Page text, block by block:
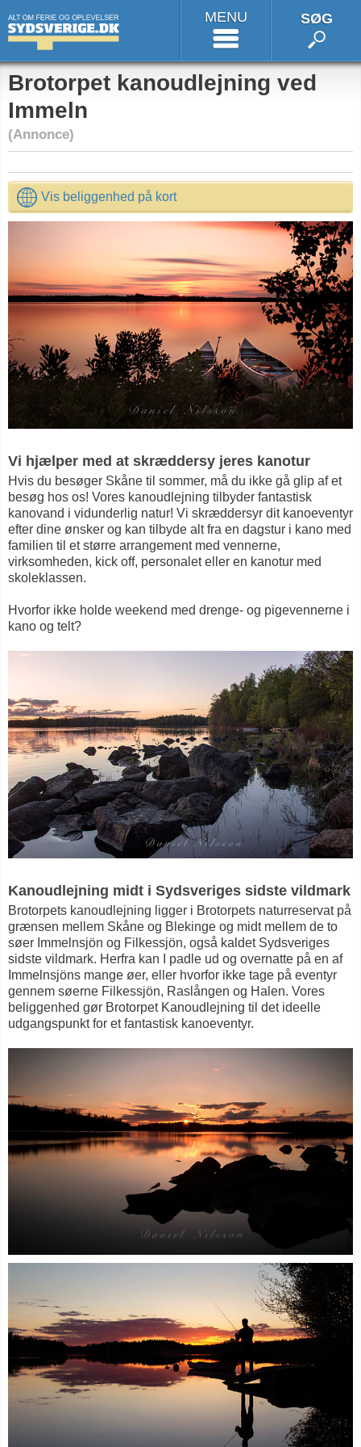
MENU SØG
Brotorpet kanoudlejning ved
Immeln
(Annonce)
Vis beliggenhed på kort
Vi hjælper med at skræddersy jeres kanotur
Hvis du besøger Skåne til sommer, må du ikke gå glip af et
besøg hos os! Vores kanoudlejning tilbyder fantastisk
kanovand i vidunderlig natur! Vi skræddersyr dit kanoeventyr
efter dine ønsker og kan tilbyde alt fra en dagstur i kano med
familien til et større arrangement med vennerne,
virksomheden, kick off, personalet eller en kanotur med
skoleklassen.
Hvorfor ikke holde weekend med drenge- og pigevennerne i
kano og telt?
Kanoudlejning midt i Sydsveriges sidste vildmark
Brotorpets kanoudlejning ligger i Brotorpets naturreservat på
grænsen mellem Skåne og Blekinge og midt mellem de to
søer Immelnsjön og Filkessjön, også kaldet Sydsveriges
sidste vildmark. Herfra kan I padle ud og overnatte på en af
Immelnsjöns mange øer, eller hvorfor ikke tage på eventyr
gennem søerne Filkessjön, Raslången og Halen. Vores
beliggenhed gør Brotorpet Kanoudlejning til det ideelle
udgangspunkt for et fantastisk kanoeventyr.